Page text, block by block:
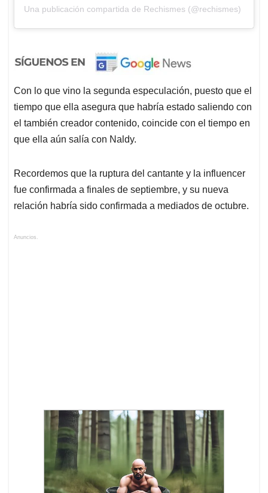
Una publicación compartida de Rechismes (@rechismes)
Con lo que vino la segunda especulación, puesto que el
tiempo que ella asegura que habría estado saliendo con
el también creador contenido, coincide con el tiempo en
que ella aún salía con Naldy.
Recordemos que la ruptura del cantante y la influencer
fue confirmada a finales de septiembre, y su nueva
relación habría sido confirmada a mediados de octubre.
Anuncios.